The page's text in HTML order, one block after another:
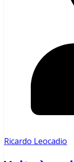
Ricardo Leocadio